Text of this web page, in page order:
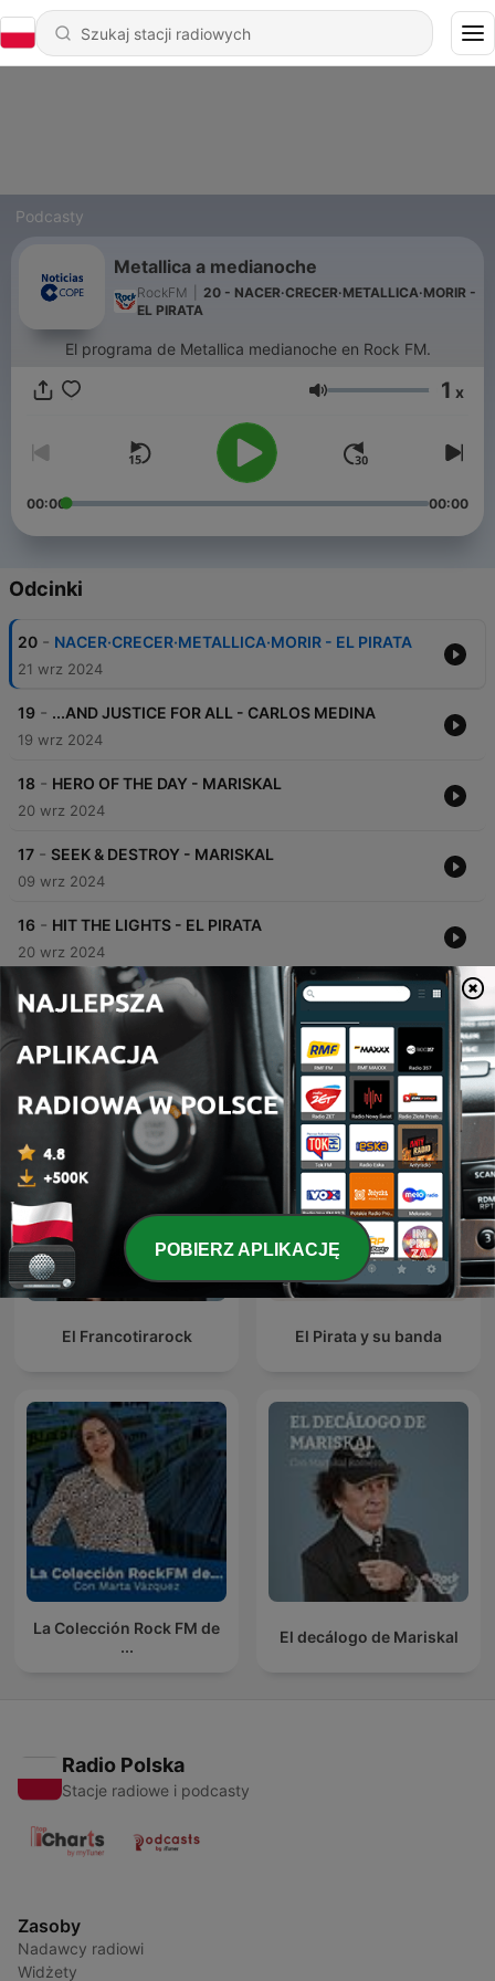
Podcasty
Metallica a medianoche
RockFM
20 - NACER·CRECER·METALLICA·MORIR -
EL PIRATA
El programa de Metallica medianoche en Rock FM.
Głośność 1 x
00:00 00:00
Odcinki
20 - NACER·CRECER·METALLICA·MORIR - EL PIRATA
21 wrz 2024
19 - ...AND JUSTICE FOR ALL - CARLOS MEDINA
19 wrz 2024
18 - HERO OF THE DAY - MARISKAL
20 wrz 2024
17 - SEEK & DESTROY - MARISKAL
09 wrz 2024
16 - HIT THE LIGHTS - EL PIRATA
20 wrz 2024
Podcasty Rock FM
El Francotirarock El Pirata y su banda
La Colección Rock FM de
...
El decálogo de Mariskal
Radio Polska
Stacje radiowe i podcasty
Zasoby
Nadawcy radiowi
Widżety
POBIERZ APLIKACJĘ